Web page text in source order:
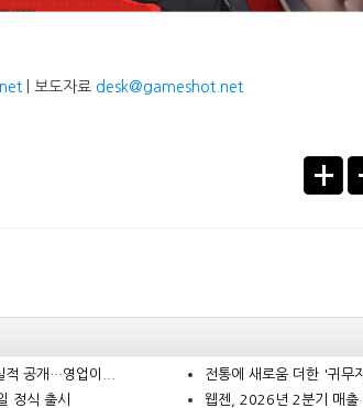
| 보도자료 desk@gameshot.net
공개…영업이...
정식 출시
전통에 새로움 더한 '귀무
웹젠, 2026년 2분기 매출